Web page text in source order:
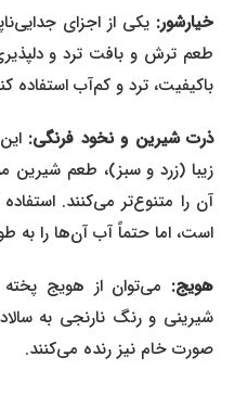
خیارشور:یکی از اجزای
طعم ترش و بافت ترد و
باکیفیت، ترد و کم‌آب استفاده کنید.
ذرت شیرین و نخود فرنگی:این
زیبا (زرد و سبز)، طعم شیرین
آن را متنوع‌تر می‌کنند. استفاده
است، اما حتماً آب آن‌ها را به طور
هویج:می‌توان از هویج پخته و
شیرینی و رنگ نارنجی به سالاد
صورت خام نیز رنده می‌کنند.